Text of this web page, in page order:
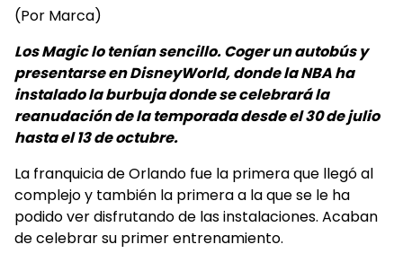
(Por Marca)
Los Magic lo tenían sencillo. Coger un autobús y
presentarse en DisneyWorld, donde la NBA ha
instalado la burbuja donde se celebrará la
reanudación de la temporada desde el 30 de julio
hasta el 13 de octubre.
La franquicia de Orlando fue la primera que llegó al
complejo y también la primera a la que se le ha
podido ver disfrutando de las instalaciones. Acaban
de celebrar su primer entrenamiento.